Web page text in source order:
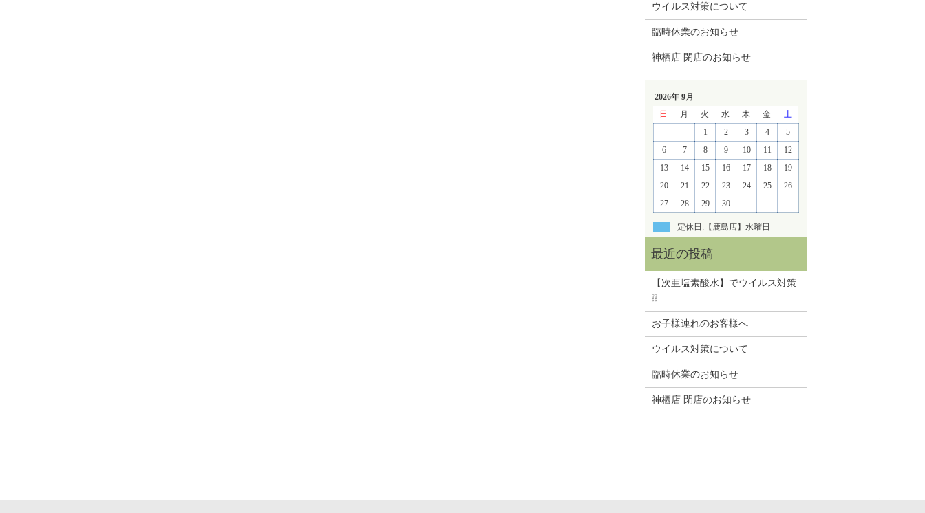
ウイルス対策について
臨時休業のお知らせ
神栖店 閉店のお知らせ
2026年 9月
日
月 火 水 木 金
土
1
2 3 4
5
6
7 8 9 10 11
12
13
14 15 16 17 18
19
20
21 22 23 24 25
26
27
28 29 30
定休日:【鹿島店】水曜日
【次亜塩素酸水】でウイルス対策
❕❕
お子様連れのお客様へ
ウイルス対策について
臨時休業のお知らせ
神栖店 閉店のお知らせ